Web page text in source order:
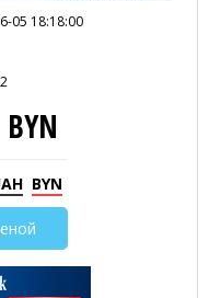
05 18:18:00
BYN